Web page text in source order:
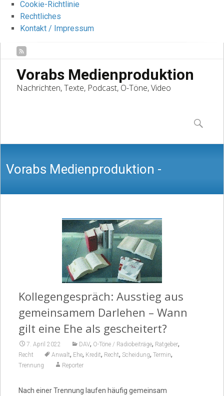
Cookie-Richtlinie
Rechtliches
Kontakt / Impressum
Vorabs Medienproduktion
Nachrichten, Texte, Podcast, O-Töne, Video
content
Suchen
nach:
Vorabs Medienproduktion -
Nachrichten, Texte, Podcast, O-Töne,
Kollegengespräch: Ausstieg aus
gemeinsamem Darlehen – Wann
gilt eine Ehe als gescheitert?
7. April 2022 DAV, O-Töne / Radiobeiträge, Ratgeber,
Recht Anwalt, Ehe, Kredit, Recht, Scheidung, Termin,
Trennung Reporter
Nach einer Trennung laufen häufig gemeinsam